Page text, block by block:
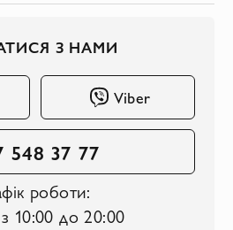
З НАМИ
Viber
548 37 77
роботи:
10:00 до 20:00